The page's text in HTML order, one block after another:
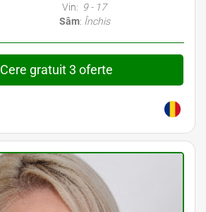
Vin: 9 - 17
Sâm: Închis
Cere gratuit 3 oferte